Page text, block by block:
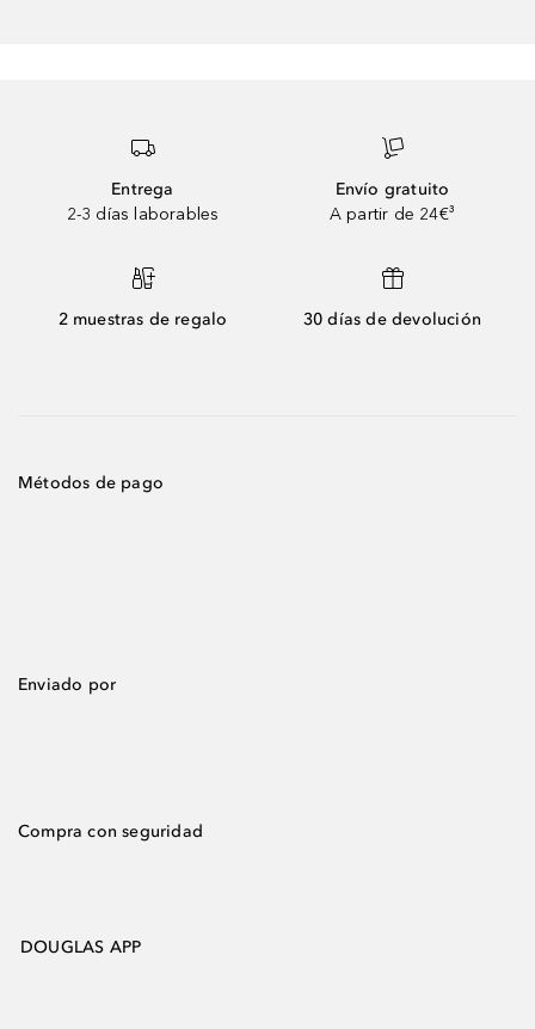
Entrega
2-3 días laborables
Envío gratuito
A partir de 24€³
2 muestras de regalo 30 días de devolución
Métodos de pago
Enviado por
Compra con seguridad
DOUGLAS APP